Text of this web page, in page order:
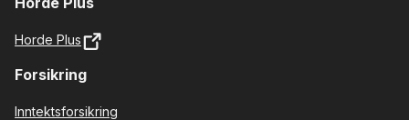
Horde Plus
Forsikring
Inntektsforsikring